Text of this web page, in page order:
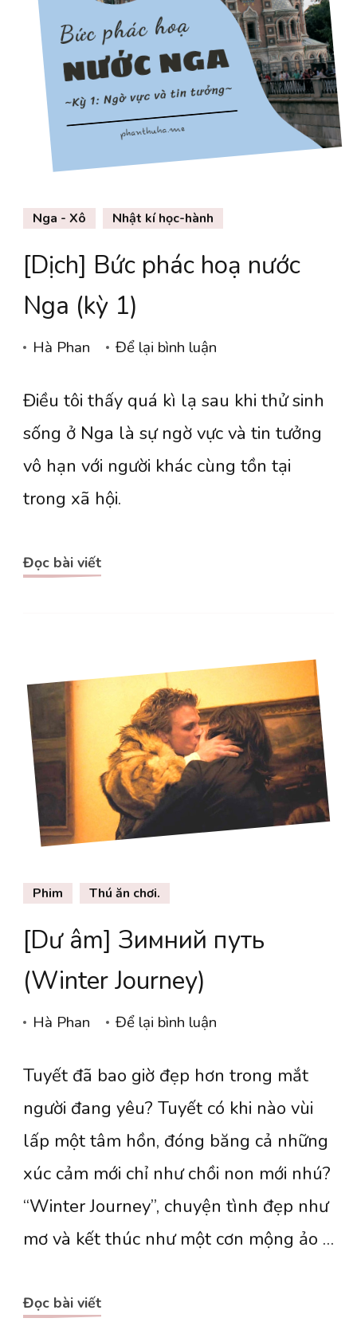
Nga - Xô Nhật kí học-hành
[Dịch] Bức phác hoạ nước
Nga (kỳ 1)
Hà Phan Để lại bình luận
Bức
phác
Điều tôi thấy quá kì lạ sau khi thử sinh
sống ở Nga là sự ngờ vực và tin tưởng
vô hạn với người khác cùng tồn tại
trong xã hội.
Đọc bài viết
Phim Thú ăn chơi.
[Dư âm] Зимний путь
(Winter Journey)
Hà Phan Để lại bình luận
âm]
Зимний
путь
(Winter
Journey)
Tuyết đã bao giờ đẹp hơn trong mắt
người đang yêu? Tuyết có khi nào vùi
lấp một tâm hồn, đóng băng cả những
xúc cảm mới chỉ như chồi non mới nhú?
“Winter Journey”, chuyện tình đẹp như
mơ và kết thúc như một cơn mộng ảo …
Đọc bài viết